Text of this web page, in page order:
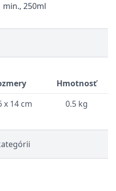
min., 250ml
Hmotnosť
x 14 cm 0.5 kg